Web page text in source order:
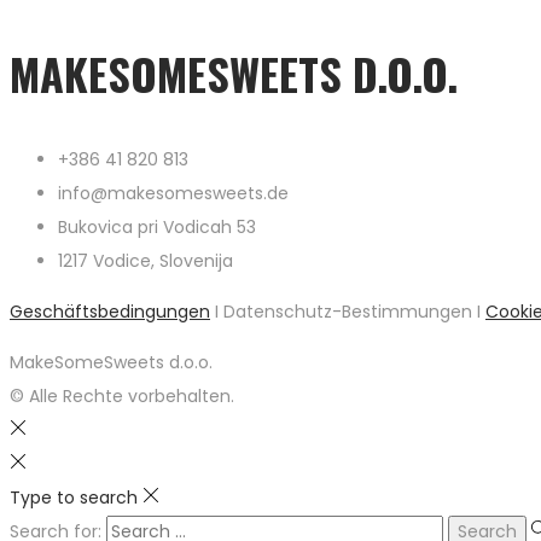
MAKESOMESWEETS D.O.O.
+386 41 820 813
info@makesomesweets.de
Bukovica pri Vodicah 53
1217 Vodice, Slovenija
Geschäftsbedingungen I Datenschutz-Bestimmungen I
MakeSomeSweets d.o.o.
© Alle Rechte vorbehalten.
Type to search
Search for: